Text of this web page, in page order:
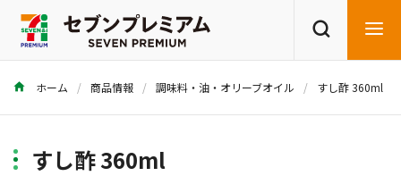
商品を探す
ホーム 商品情報 調味料・油・オリーブオイル すし酢 360ml
すし酢 360ml